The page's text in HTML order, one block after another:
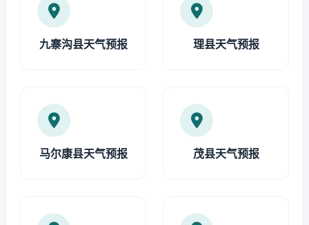
九寨沟县天气预报 理县天气预报
马尔康县天气预报 茂县天气预报